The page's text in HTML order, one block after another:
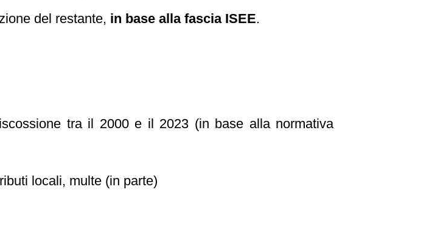
del restante, in base alla fascia ISEE.
tra il 2000 e il 2023 (in base alla normativa
locali, multe (in parte)